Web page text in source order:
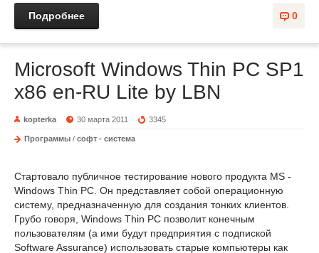
0
Подробнее
Microsoft Windows Thin PC SP1
x86 en-RU Lite by LBN
kopterka 30 марта 2011 3345
Программы / софт - система
Стартовало публичное тестирование нового продукта MS -
Windows Thin PC. Он представляет собой операционную
систему, предназначенную для создания тонких клиентов.
Грубо говоря, Windows Thin PC позволит конечным
пользователям (а ими будут предприятия с подпиской
Software Assurance) использовать старые компьютеры как